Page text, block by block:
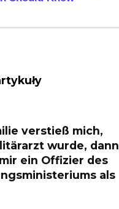
verstieß mich,
wurde, dann
ein Offizier des
als